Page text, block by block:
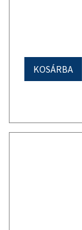
KOSÁRBA